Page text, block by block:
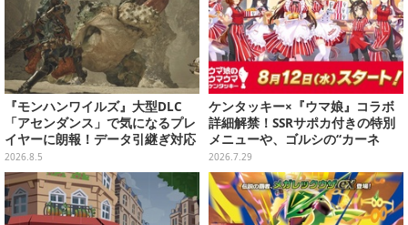
『モンハンワイルズ』大型DLC
「アセンダンス」で気になるプレ
イヤーに朗報！データ引継ぎ対応
の「序盤体験版」が本日8月5日配
信
2026.8.5
ケンタッキー×『ウマ娘』コラボ
詳細解禁！SSRサポカ付きの特別
メニューや、ゴルシの“カーネ
ル・サンダース衣装”がゲーム内
に実装
2026.7.29